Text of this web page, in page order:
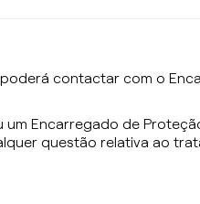
contactar com o
um Encarregado de
questão relativa ao